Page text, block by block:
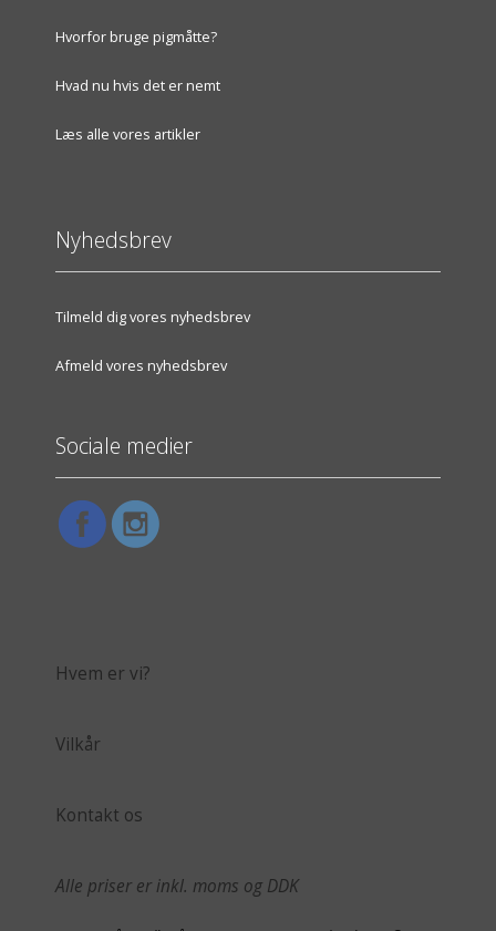
Hvorfor bruge pigmåtte?
Hvad nu hvis det er nemt
Læs alle vores artikler
Nyhedsbrev
Tilmeld dig vores nyhedsbrev
Afmeld vores nyhedsbrev
Sociale medier
Hvem er vi?
Vilkår
Kontakt os
Alle priser er inkl. moms og DDK